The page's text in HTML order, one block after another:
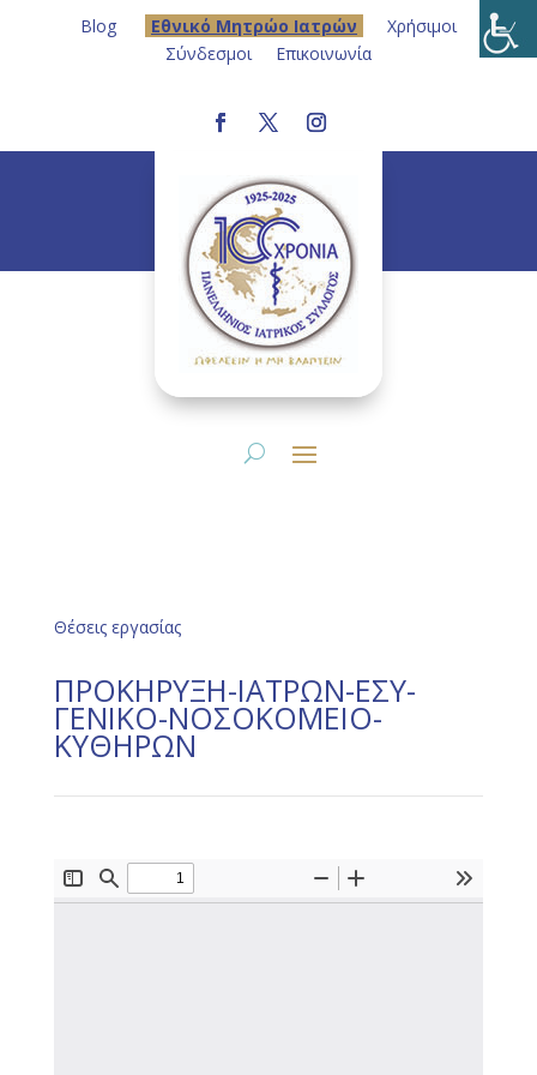
Blog Eθνικό Μητρώο Ιατρών
Χρήσιμοι
Σύνδεσμοι
Επικοινωνία
Θέσεις εργασίας
ΠΡΟΚΗΡΥΞΗ-ΙΑΤΡΩΝ-ΕΣΥ-
ΓΕΝΙΚΟ-ΝΟΣΟΚΟΜΕΙΟ-
ΚΥΘΗΡΩΝ